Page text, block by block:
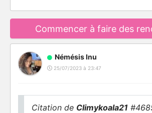
Commencer à faire des
Némésis Inu
25/07/2023 à 23:47
Citation de Climykoala21